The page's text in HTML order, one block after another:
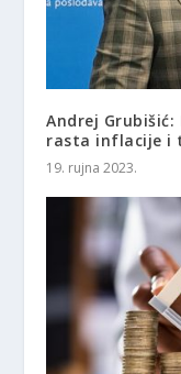
Andrej
rasta inflacije i
19. rujna 2023.